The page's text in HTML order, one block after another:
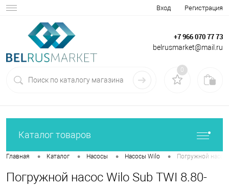
Вход Регистрация
+7 966 070 77 73
belrusmarket@mail.ru
0
Каталог товаров
Главная • Каталог • Насосы • Насосы Wilo • Погружной насос
Погружной насос Wilo Sub TWI 8.80-